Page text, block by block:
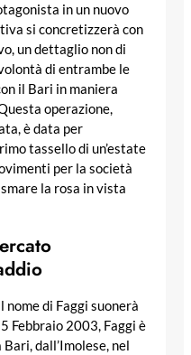
in un nuovo
si concretizzerà con
un dettaglio non di
di entrambe le
il Bari in maniera
operazione,
è data per
tassello di un’estate
per la società
la rosa in vista
di Faggi suonerà
Febbraio 2003, Faggi è
dall’Imolese, nel